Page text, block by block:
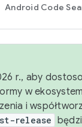
Android Code
r., aby
w
i
release